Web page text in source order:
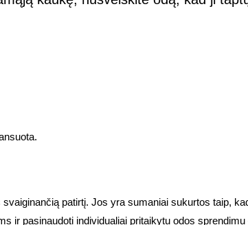
patirtį. Jos yra sumaniai sukurtos taip,
ir pasinaudoti individualiai pritaikytu odos